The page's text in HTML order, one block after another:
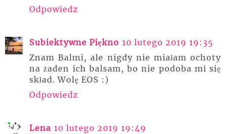
Odpowiedz
Subiektywne Piękno 10 lutego 2019 19:35
Znam Balmi, ale nigdy nie miałam ochoty
na żaden ich balsam, bo nie podoba mi się
skład. Wolę EOS :)
Odpowiedz
Lena 10 lutego 2019 19:49